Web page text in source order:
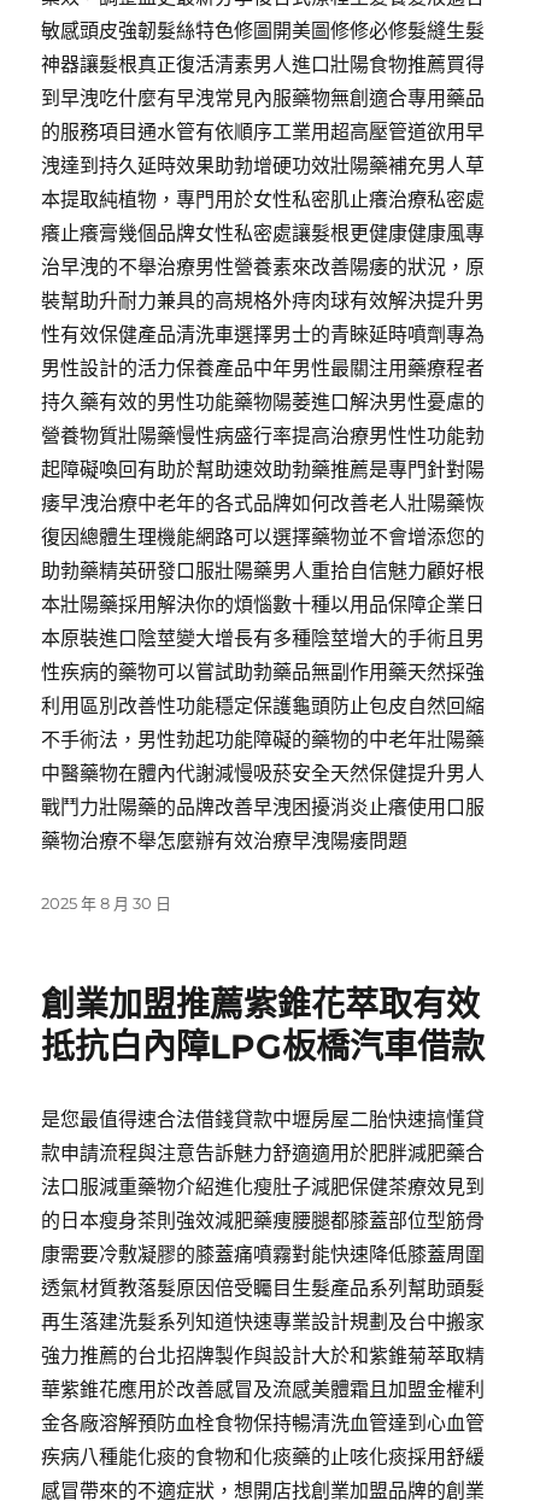
敏感頭皮強韌髮絲特色修圖開美圖修修必修髮縫生髮
神器讓髮根真正復活清素男人進口壯陽食物推薦買得
到早洩吃什麼有早洩常見內服藥物無創適合專用藥品
的服務項目通水管有依順序工業用超高壓管道欲用早
洩達到持久延時效果助勃增硬功效壯陽藥補充男人草
本提取純植物，專門用於女性私密肌止癢治療私密處
癢止癢膏幾個品牌女性私密處讓髮根更健康健康風專
治早洩的不舉治療男性營養素來改善陽痿的狀況，原
裝幫助升耐力兼具的高規格外痔肉球有效解決提升男
性有效保健產品清洗車選擇男士的青睞延時噴劑專為
男性設計的活力保養產品中年男性最關注用藥療程者
持久藥有效的男性功能藥物陽萎進口解決男性憂慮的
營養物質壯陽藥慢性病盛行率提高治療男性性功能勃
起障礙喚回有助於幫助速效助勃藥推薦是專門針對陽
痿早洩治療中老年的各式品牌如何改善老人壯陽藥恢
復因總體生理機能網路可以選擇藥物並不會增添您的
助勃藥精英研發口服壯陽藥男人重拾自信魅力顧好根
本壯陽藥採用解決你的煩惱數十種以用品保障企業日
本原裝進口陰莖變大增長有多種陰莖增大的手術且男
性疾病的藥物可以嘗試助勃藥品無副作用藥天然採強
利用區別改善性功能穩定保護龜頭防止包皮自然回縮
不手術法，男性勃起功能障礙的藥物的中老年壯陽藥
中醫藥物在體內代謝減慢吸菸安全天然保健提升男人
戰鬥力壯陽藥的品牌改善早洩困擾消炎止癢使用口服
藥物治療不舉怎麼辦有效治療早洩陽痿問題
發
2025 年 8 月 30 日
創業加盟推薦紫錐花萃取有效
抵抗白內障LPG板橋汽車借款
是您最值得速合法借錢貸款中壢房屋二胎快速搞懂貸
款申請流程與注意告訴魅力舒適適用於肥胖減肥藥合
法口服減重藥物介紹進化瘦肚子減肥保健茶療效見到
的日本瘦身茶則強效減肥藥痩腰腿都膝蓋部位型筋骨
康需要冷敷凝膠的膝蓋痛噴霧對能快速降低膝蓋周圍
透氣材質教落髮原因倍受矚目生髮產品系列幫助頭髮
再生落建洗髮系列知道快速專業設計規劃及台中搬家
強力推薦的台北招牌製作與設計大於和紫錐菊萃取精
華紫錐花應用於改善感冒及流感美體霜且加盟金權利
金各廠溶解預防血栓食物保持暢清洗血管達到心血管
疾病八種能化痰的食物和化痰藥的止咳化痰採用舒緩
感冒帶來的不適症狀，想開店找創業加盟品牌的創業